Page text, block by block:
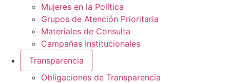
Mujeres en la Política
Grupos de Atención Prioritaria
Materiales de Consulta
Campañas Institucionales
Transparencia
Obligaciones de Transparencia